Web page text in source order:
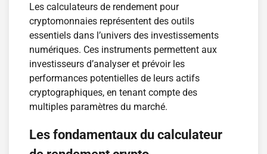
Les calculateurs de rendement pour
cryptomonnaies représentent des outils
essentiels dans l’univers des investissements
numériques. Ces instruments permettent aux
investisseurs d’analyser et prévoir les
performances potentielles de leurs actifs
cryptographiques, en tenant compte des
multiples paramètres du marché.
Les fondamentaux du calculateur